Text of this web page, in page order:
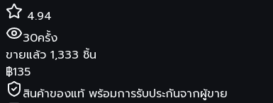
4.94
30ครั้ง
ขายแล้ว 1,333 ชิ้น
฿135
สินค้าของแท้ พร้อมการรับประกันจากผู้ขาย